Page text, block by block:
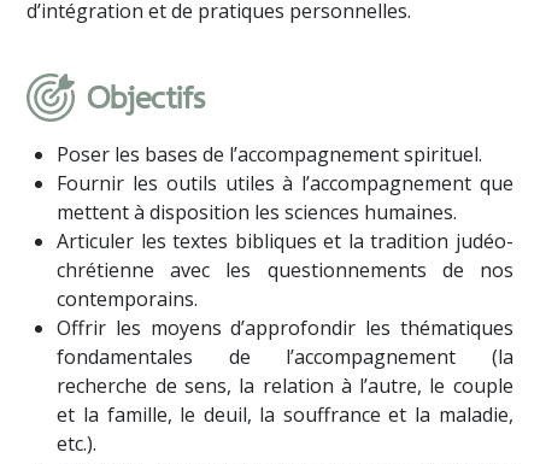
d’intégration et de pratiques personnelles.
Objectifs
Poser les bases de l’accompagnement spirituel.
Fournir les outils utiles à l’accompagnement que
mettent à disposition les sciences humaines.
Articuler les textes bibliques et la tradition judéo-
chrétienne avec les questionnements de nos
contemporains.
Offrir les moyens d’approfondir les thématiques
fondamentales de l’accompagnement (la
recherche de sens, la relation à l’autre, le couple
et la famille, le deuil, la souffrance et la maladie,
etc.).